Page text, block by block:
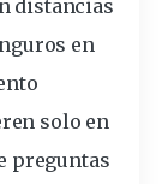
distancias
en
solo en
preguntas